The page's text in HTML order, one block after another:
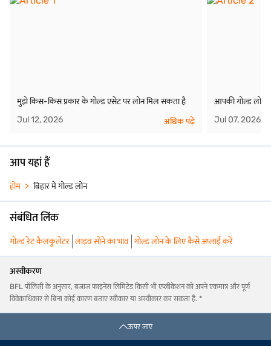
मुझे किस-किस प्रकार के गोल्ड एसेट पर लोन मिल सकता है
Jul 12, 2026
अधिक पढ़ें
आपकी गोल्ड लोन
Jul 07, 2026
आप यहां हैं
होम बिहार में गोल्ड लोन
संबंधित लिंक
गोल्ड रेट कैलकुलेटर लाइव सोने का भाव गोल्ड लोन के लिए कैसे अप्लाई करें
अस्वीकरण
BFL पॉलिसी के अनुसार, बजाज फाइनेंस लिमिटेड किसी भी एप्लीकेशन को अपने एकमात्र और पूर्ण
विवेकाधिकार से बिना कोई कारण बताए स्वीकार या अस्वीकार कर सकता है. *
ऊपर जाएं